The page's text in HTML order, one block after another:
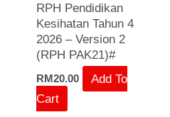
RPH Pendidikan
Kesihatan Tahun 4
2026 – Version 2
(RPH PAK21)#
RM20.00
Add To
Cart